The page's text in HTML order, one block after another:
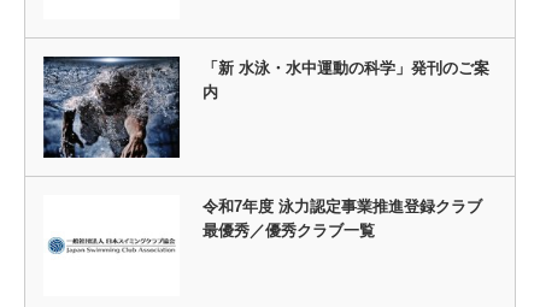
「新 水泳・水中運動の科学」発刊のご案
内
令和7年度 泳力認定事業推進登録クラブ
最優秀／優秀クラブ一覧